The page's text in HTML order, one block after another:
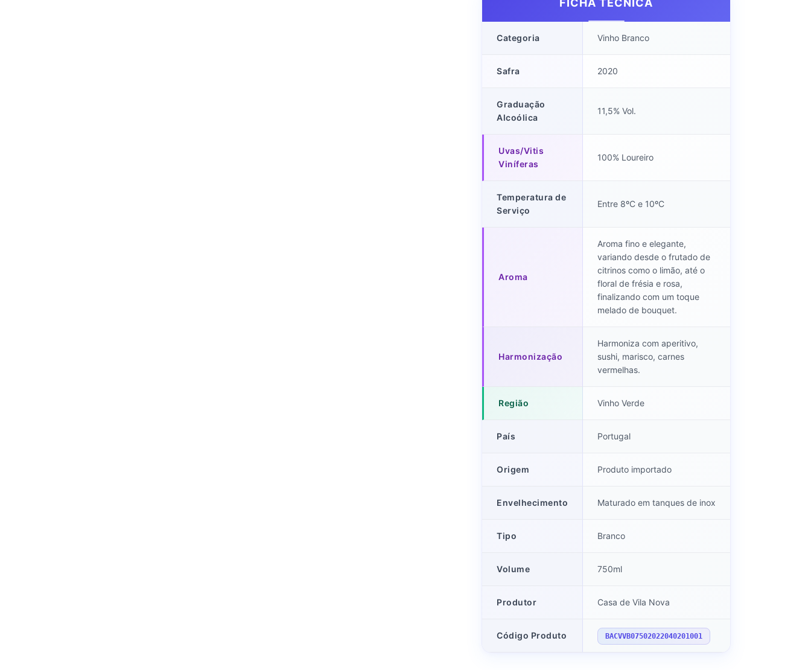
FICHA TÉCNICA
Categoria Vinho Branco
Safra 2020
Graduação
Alcoólica
11,5% Vol.
Uvas/Vitis
Viníferas
100% Loureiro
Temperatura de
Serviço
Entre 8ºC e 10ºC
Aroma
Aroma fino e elegante,
variando desde o frutado de
citrinos como o limão, até o
floral de frésia e rosa,
finalizando com um toque
melado de bouquet.
Harmonização
Harmoniza com aperitivo,
sushi, marisco, carnes
vermelhas.
Região Vinho Verde
País Portugal
Origem Produto importado
Envelhecimento Maturado em tanques de inox
Tipo Branco
Volume 750ml
Produtor Casa de Vila Nova
Código Produto BACVVB07502022040201001